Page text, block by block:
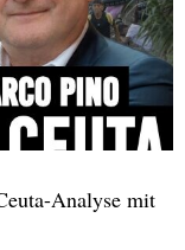
Analyse mit